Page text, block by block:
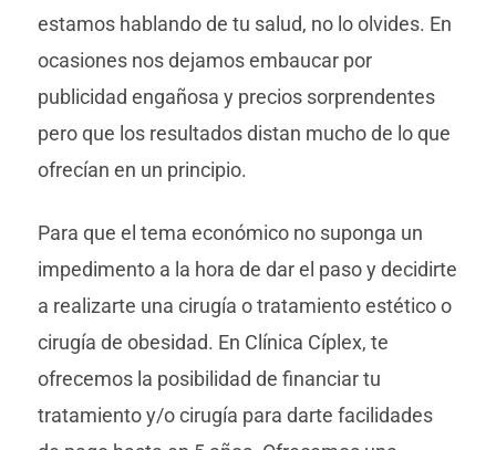
estamos hablando de tu salud, no lo olvides. En
ocasiones nos dejamos embaucar por
publicidad engañosa y precios sorprendentes
pero que los resultados distan mucho de lo que
ofrecían en un principio.
Para que el tema económico no suponga un
impedimento a la hora de dar el paso y decidirte
a realizarte una cirugía o tratamiento estético o
cirugía de obesidad. En Clínica Cíplex, te
ofrecemos la posibilidad de financiar tu
tratamiento y/o cirugía para darte facilidades